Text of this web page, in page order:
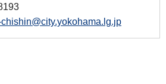
chishin@city.yokohama.lg.jp